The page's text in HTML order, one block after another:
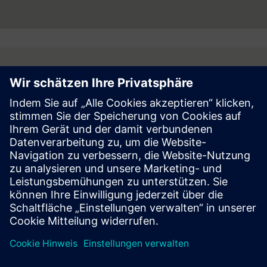
Follow
Press | Company | Siemens
© Siemens 1996 – 2026
Corporate Information
Privacy Notice
Cookie Notice